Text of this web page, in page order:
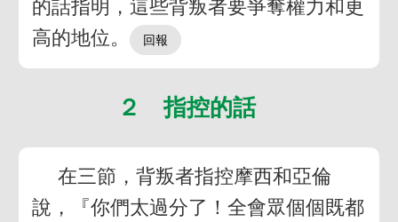
的話指明，這些背叛者要爭奪權力和更
高的地位。
２ 指控的話
在三節，背叛者指控摩西和亞倫
說，『你們太過分了！全會眾個個既都